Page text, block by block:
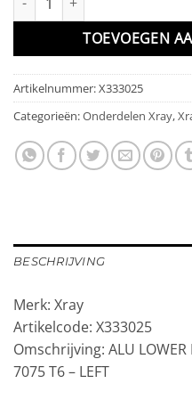
TOEVOEGEN
Artikelnummer:X333025
Categorieën:Onderdelen Xray,
BESCHRIJVING
Merk: Xray
Artikelcode: X333025
Omschrijving: ALU LOWER
7075 T6 – LEFT